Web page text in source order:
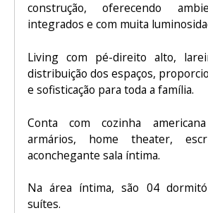
construção, oferecendo
integrados e com muita
Living com pé-direito alto,
distribuição dos espaços,
e sofisticação para toda a família.
Conta com cozinha
armários, home theater,
aconchegante sala íntima.
Na área íntima, são 04
suítes.